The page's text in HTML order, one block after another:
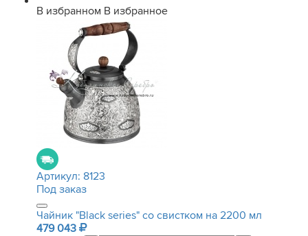
В избранном В избранное
Артикул: 8123
Под заказ
Чайник "Black series" со свистком на 2200 мл
479 043